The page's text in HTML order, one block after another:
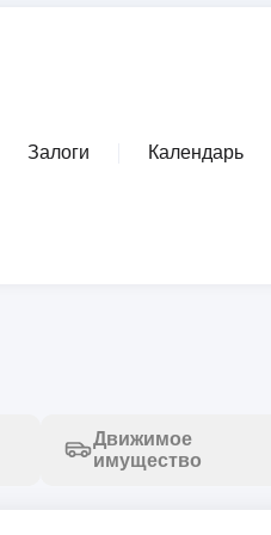
Залоги Календарь
Движимое
имущество